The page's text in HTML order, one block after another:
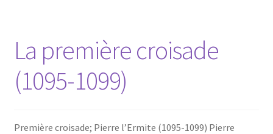
La première croisade
(1095-1099)
Première croisade; Pierre l’Ermite (1095-1099) Pierre